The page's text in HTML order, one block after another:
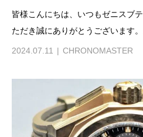
皆様こんにちは、いつもゼニスブ
ただき誠にありがとうございます
2024.07.11 CHRONOMASTER